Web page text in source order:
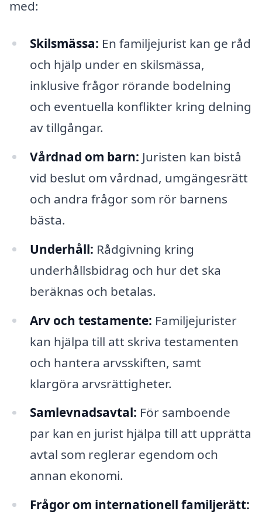
med:
Skilsmässa: En familjejurist kan ge råd
och hjälp under en skilsmässa,
inklusive frågor rörande bodelning
och eventuella konflikter kring delning
av tillgångar.
Vårdnad om barn: Juristen kan bistå
vid beslut om vårdnad, umgängesrätt
och andra frågor som rör barnens
bästa.
Underhåll: Rådgivning kring
underhållsbidrag och hur det ska
beräknas och betalas.
Arv och testamente: Familjejurister
kan hjälpa till att skriva testamenten
och hantera arvsskiften, samt
klargöra arvsrättigheter.
Samlevnadsavtal: För samboende
par kan en jurist hjälpa till att upprätta
avtal som reglerar egendom och
annan ekonomi.
Frågor om internationell familjerätt: